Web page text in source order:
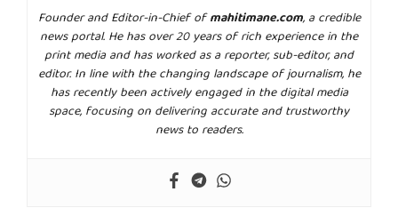
Founder and Editor-in-Chief ofmahitimane.com, a credible
news portal. He has over 20 years of rich experience in the
print media and has worked as a reporter, sub-editor, and
editor. In line with the changing landscape of journalism, he
has recently been actively engaged in the digital media
space, focusing on delivering accurate and trustworthy
news to readers.